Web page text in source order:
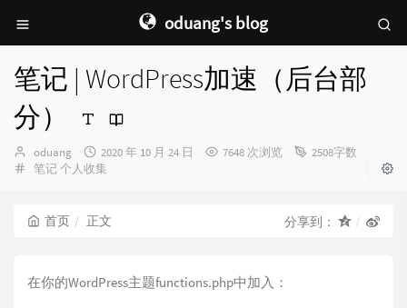
oduang's blog
笔记 | WordPress加速（后台部
分）
博
主：
oduang
发
布
2020 年 10 月 24 日 7648 次浏览
2508字数
分
笔记个人收集
首页 正文 分享到：
在你的WordPress主题functions.php中加入：